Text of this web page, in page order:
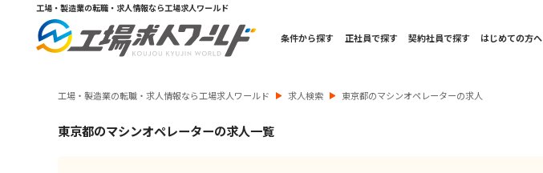
工場・製造業の転職・求人情報なら工場求人ワールド
条件から探す 正社員で探す 契約社員で探す はじめての方へ
工場・製造業の転職・求人情報なら工場求人ワールド 求人検索 東京都のマシンオペレーターの求人
東京都のマシンオペレーターの求人一覧